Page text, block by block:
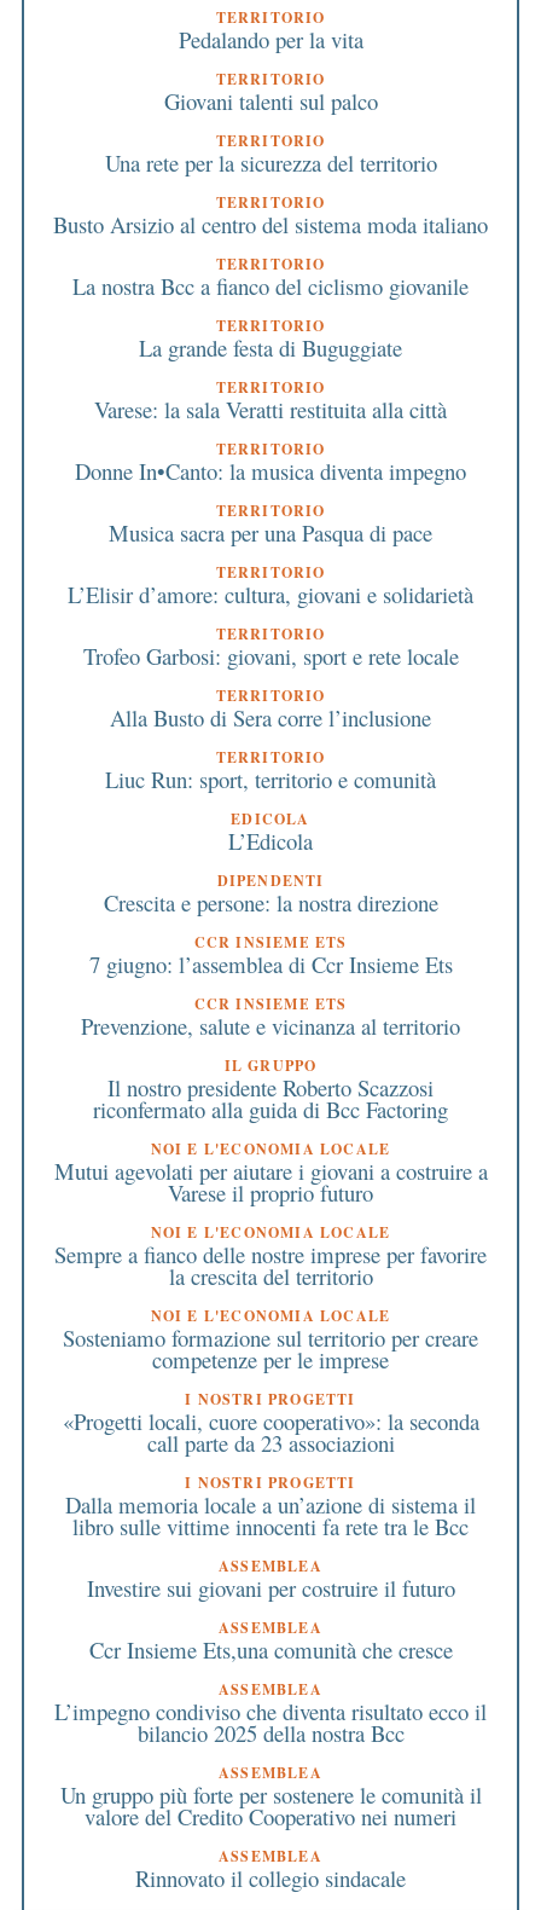
TERRITORIO
Pedalando per la vita
TERRITORIO
Giovani talenti sul palco
TERRITORIO
Una rete per la sicurezza del territorio
TERRITORIO
Busto Arsizio al centro del sistema moda italiano
TERRITORIO
La nostra Bcc a fianco del ciclismo giovanile
TERRITORIO
La grande festa di Buguggiate
TERRITORIO
Varese: la sala Veratti restituita alla città
TERRITORIO
Donne In•Canto: la musica diventa impegno
TERRITORIO
Musica sacra per una Pasqua di pace
TERRITORIO
L’Elisir d’amore: cultura, giovani e solidarietà
TERRITORIO
Trofeo Garbosi: giovani, sport e rete locale
TERRITORIO
Alla Busto di Sera corre l’inclusione
TERRITORIO
Liuc Run: sport, territorio e comunità
EDICOLA
L’Edicola
DIPENDENTI
Crescita e persone: la nostra direzione
CCR INSIEME ETS
7 giugno: l’assemblea di Ccr Insieme Ets
CCR INSIEME ETS
Prevenzione, salute e vicinanza al territorio
IL GRUPPO
Il nostro presidente Roberto Scazzosi
riconfermato alla guida di Bcc Factoring
NOI E L'ECONOMIA LOCALE
Mutui agevolati per aiutare i giovani a costruire a
Varese il proprio futuro
NOI E L'ECONOMIA LOCALE
Sempre a fianco delle nostre imprese per favorire
la crescita del territorio
NOI E L'ECONOMIA LOCALE
Sosteniamo formazione sul territorio per creare
competenze per le imprese
I NOSTRI PROGETTI
«Progetti locali, cuore cooperativo»: la seconda
call parte da 23 associazioni
I NOSTRI PROGETTI
Dalla memoria locale a un’azione di sistema il
libro sulle vittime innocenti fa rete tra le Bcc
ASSEMBLEA
Investire sui giovani per costruire il futuro
ASSEMBLEA
Ccr Insieme Ets,una comunità che cresce
ASSEMBLEA
L’impegno condiviso che diventa risultato ecco il
bilancio 2025 della nostra Bcc
ASSEMBLEA
Un gruppo più forte per sostenere le comunità il
valore del Credito Cooperativo nei numeri
ASSEMBLEA
Rinnovato il collegio sindacale